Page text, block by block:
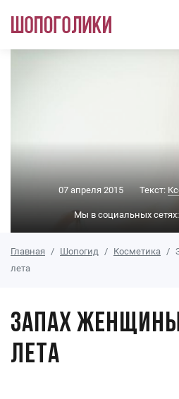
07 апреля 2015 Текст:
Мы в социальных сетях:
Главная Шопогид Косметика
лета
Запах
лета